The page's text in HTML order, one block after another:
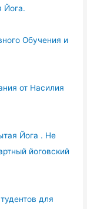
Йога.
Обучения и
от Насилия
Йога . Не
йоговский
для